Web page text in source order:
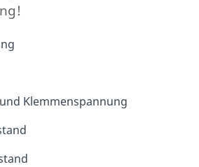
Klemmenspannung